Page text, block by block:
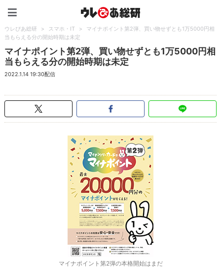
ウレぴあ総研 > スマホ・IT >
マイナポイント第2弾、買い物せずとも1万5000円相
当もらえる分の開始時期は未定
マイナポイント第2弾、買い物せずとも1万5000円相
当もらえる分の開始時期は未定
2022.1.14 19:30配信
マイナポイント第2弾の本格開始はまだ